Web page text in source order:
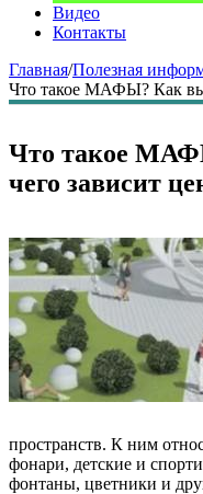
Видео
Контакты
Главная/Полезная
Что такое МАФЫ? Как
Что такое
чего зависит
пространств. К ним
фонари, детские и
фонтаны, цветники и